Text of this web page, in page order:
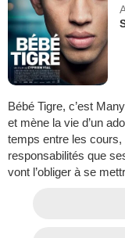
Bébé Tigre, c’est
et mène la vie d’un
temps entre les
responsabilités que
vont l’obliger à se